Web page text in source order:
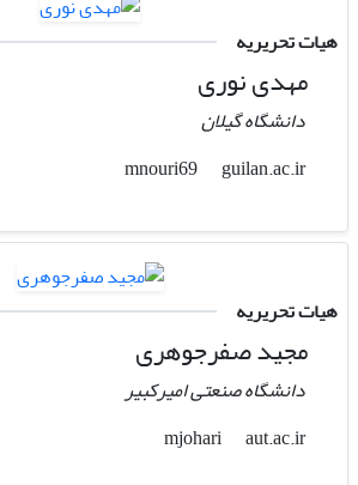
هیات تحریریه
مهدی نوری
دانشگاه گیلان
mnouri69
guilan.ac.ir
هیات تحریریه
مجید صفرجوهری
دانشگاه صنعتی امیرکبیر
mjohari
aut.ac.ir